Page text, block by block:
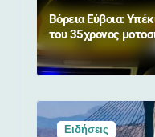
Βόρεια Εύβοια:
του 35χρονος
από σύγκρουση με
Ειδήσεις